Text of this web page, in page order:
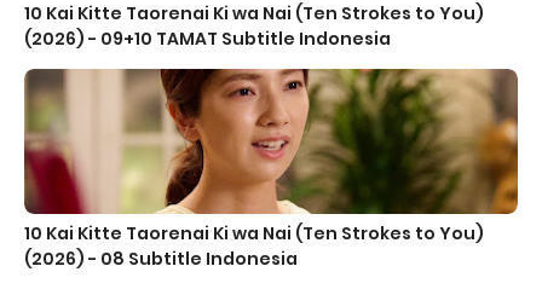
10 Kai Kitte Taorenai Ki wa Nai (Ten Strokes to You)
(2026) - 09+10 TAMAT Subtitle Indonesia
10 Kai Kitte Taorenai Ki wa Nai (Ten Strokes to You)
(2026) - 08 Subtitle Indonesia